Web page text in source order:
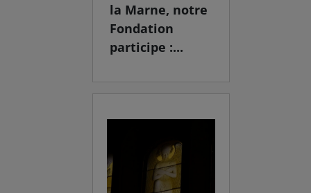
la Marne, notre
Fondation
participe :...